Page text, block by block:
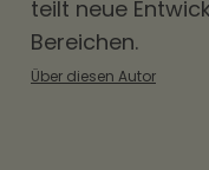
teilt neue
Bereichen.
Über diesen Autor